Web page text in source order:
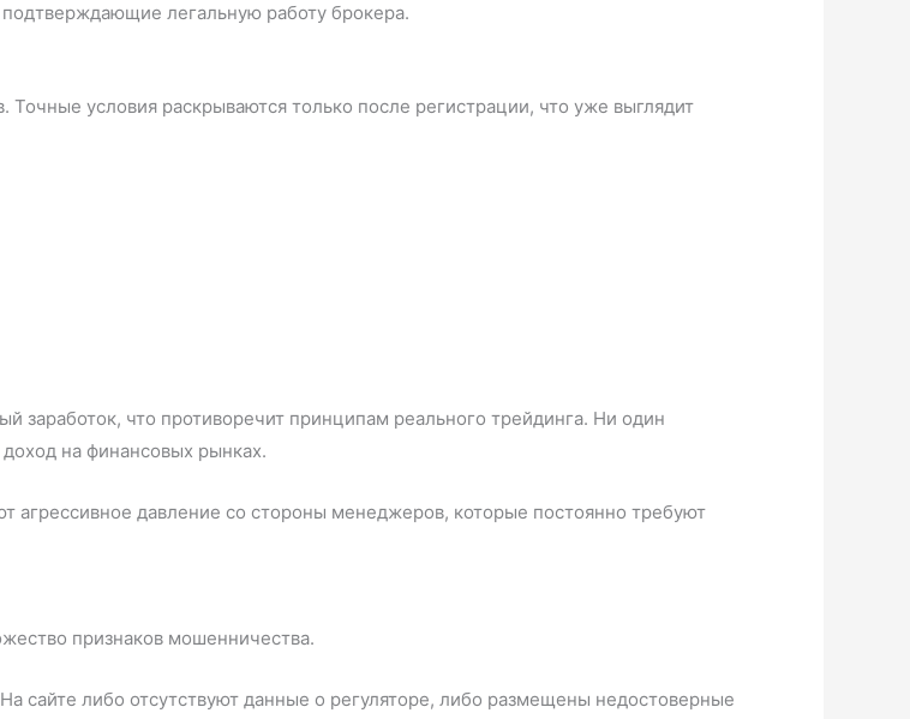
легальную работу брокера.
Точные условия раскрываются только после регистрации, что уже выглядит
заработок, что противоречит принципам реального трейдинга. Ни один
на финансовых рынках.
агрессивное давление со стороны менеджеров, которые постоянно требуют
признаков мошенничества.
сайте либо отсутствуют данные о регуляторе, либо размещены недостоверные